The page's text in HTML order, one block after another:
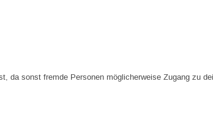
da sonst fremde Personen möglicherweise Zugang zu